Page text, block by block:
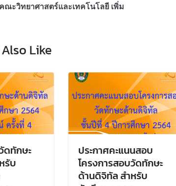
ณะวิทยาศาสตร์และเทคโนโลยี เพิ่ม
Like
ดทักษะ
รับ
ประกาศคะแนนสอบ
โครงการสอบวัดทักษะ
ด้านดิจิทัล สำหรับ